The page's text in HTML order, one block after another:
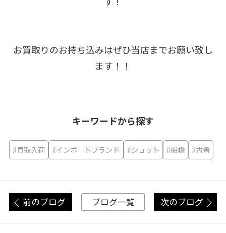
お買取りのお持ち込みはぜひ当店までお願い致し
ます！！
キーワードから探す
#買取入荷 #インポートブランド #ショット #船橋 #古着
前のブログ ブログ一覧 次のブログ